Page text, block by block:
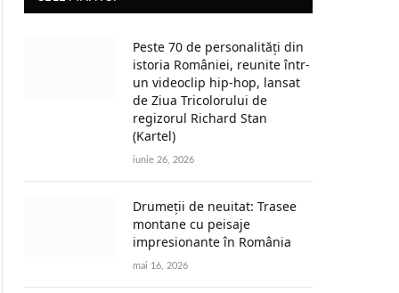
Peste 70 de personalități din
istoria României, reunite într-
un videoclip hip-hop, lansat
de Ziua Tricolorului de
regizorul Richard Stan
(Kartel)
iunie 26, 2026
Drumeții de neuitat: Trasee
montane cu peisaje
impresionante în România
mai 16, 2026